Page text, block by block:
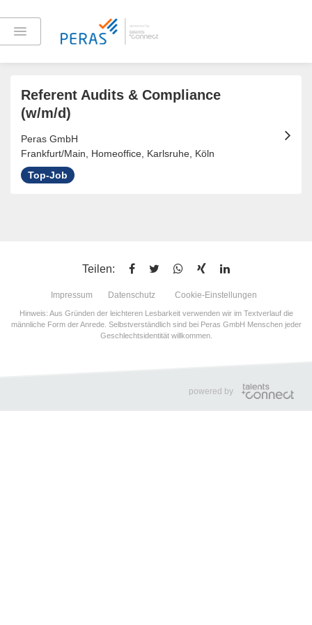
Offene Jobs
Referent Audits & Compliance
(w/m/d)
Peras GmbH
Frankfurt/Main, Homeoffice, Karlsruhe, Köln
Top-Job
Teilen:
Impressum Datenschutz Cookie-Einstellungen
Hinweis: Aus Gründen der leichteren Lesbarkeit verwenden wir im Textverlauf die
männliche Form der Anrede. Selbstverständlich sind bei Peras GmbH Menschen jeder
Geschlechtsidentität willkommen.
powered by